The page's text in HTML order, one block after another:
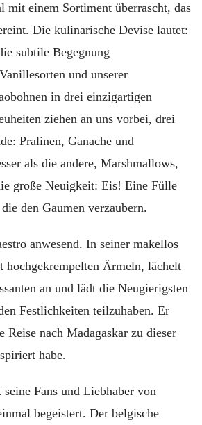
mit einem Sortiment überrascht, das
Die kulinarische Devise lautet:
subtile Begegnung
und unserer
in drei einzigartigen
ziehen an uns vorbei, drei
Pralinen, Ganache und
als die andere, Marshmallows,
große Neuigkeit: Eis! Eine Fülle
den Gaumen verzaubern.
anwesend. In seiner makellos
hochgekrempelten Ärmeln, lächelt
an und lädt die Neugierigsten
Festlichkeiten teilzuhaben. Er
Reise nach Madagaskar zu dieser
habe.
Fans und Liebhaber von
begeistert. Der belgische